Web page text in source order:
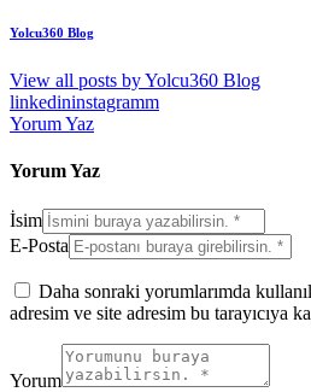
Yolcu360 Blog
View all posts byYolcu360 Blog
linkedininstagramm
Yorum Yaz
Yorum Yaz
İsim
E-Posta
Daha sonraki yorumlarımda
adresim ve site adresim bu tarayıcıya
Yorum